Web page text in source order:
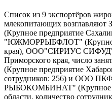
Список из 9 экспортёров
млекопитающих
(Крупное предприятие
"ЮЖМОРРЫБФЛОТ" (Крупное
края), ООО"СИРИУС СИФУД"
Приморского края, число
(Крупное предприятие
сотрудников: 256) и ООО
РЫБОКОМБИНАТ" (Крупное
области, количество